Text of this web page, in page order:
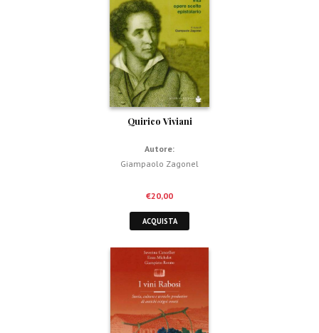
Quirico Viviani
Autore:
Giampaolo Zagonel
€20,00
ACQUISTA